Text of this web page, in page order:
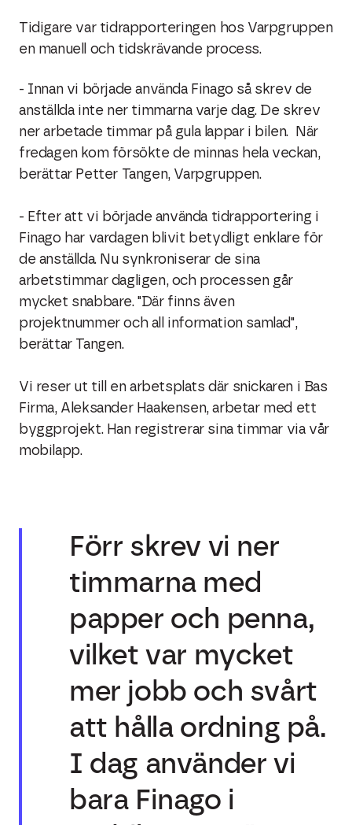
Tidigare var tidrapporteringen hos Varpgruppen
en manuell och tidskrävande process.
- Innan vi började använda Finago så skrev de
anställda inte ner timmarna varje dag. De skrev
ner arbetade timmar på gula lappar i bilen. När
fredagen kom försökte de minnas hela veckan,
berättar Petter Tangen, Varpgruppen.
- Efter att vi började använda tidrapportering i
Finago har vardagen blivit betydligt enklare för
de anställda. Nu synkroniserar de sina
arbetstimmar dagligen, och processen går
mycket snabbare. "Där finns även
projektnummer och all information samlad",
berättar Tangen.
Vi reser ut till en arbetsplats där snickaren i Bas
Firma, Aleksander Haakensen, arbetar med ett
byggprojekt. Han registrerar sina timmar via vår
mobilapp.
Förr skrev vi ner
timmarna med
papper och penna,
vilket var mycket
mer jobb och svårt
att hålla ordning på.
I dag använder vi
bara Finago i